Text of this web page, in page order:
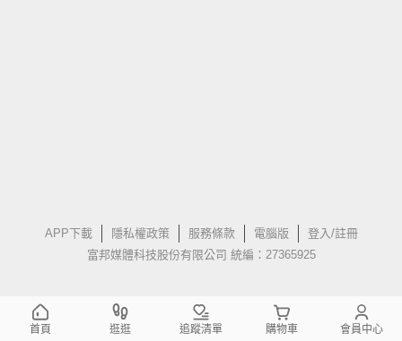
APP下載 隱私權政策 服務條款 電腦版
登入/註冊
富邦媒體科技股份有限公司 統編：27365925
首頁 逛逛 追蹤清單 購物車 會員中心